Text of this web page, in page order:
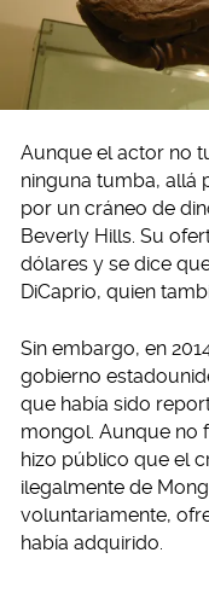
Aunque el actor no
ninguna tumba, allá
por un cráneo de
Beverly Hills. Su
dólares y se dice
DiCaprio, quien
Sin embargo, en
gobierno
que había sido
mongol. Aunque no
hizo público que el
ilegalmente de
voluntariamente,
había adquirido.